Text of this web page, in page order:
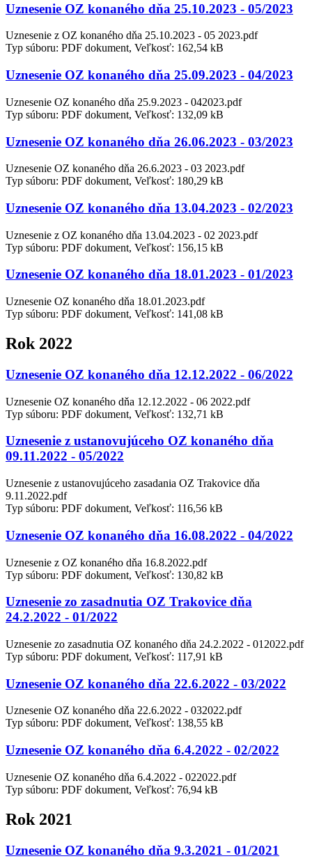
Uznesenie OZ konaného dňa 25.10.2023 - 05/2023
Uznesenie z OZ konaného dňa 25.10.2023 - 05 2023.pdf
Typ súboru: PDF dokument, Veľkosť: 162,54 kB
Uznesenie OZ konaného dňa 25.09.2023 - 04/2023
Uznesenie OZ konaného dňa 25.9.2023 - 042023.pdf
Typ súboru: PDF dokument, Veľkosť: 132,09 kB
Uznesenie OZ konaného dňa 26.06.2023 - 03/2023
Uznesenie OZ konaného dňa 26.6.2023 - 03 2023.pdf
Typ súboru: PDF dokument, Veľkosť: 180,29 kB
Uznesenie OZ konaného dňa 13.04.2023 - 02/2023
Uznesenie z OZ konaného dňa 13.04.2023 - 02 2023.pdf
Typ súboru: PDF dokument, Veľkosť: 156,15 kB
Uznesenie OZ konaného dňa 18.01.2023 - 01/2023
Uznesenie OZ konaného dňa 18.01.2023.pdf
Typ súboru: PDF dokument, Veľkosť: 141,08 kB
Rok 2022
Uznesenie OZ konaného dňa 12.12.2022 - 06/2022
Uznesenie OZ konaného dňa 12.12.2022 - 06 2022.pdf
Typ súboru: PDF dokument, Veľkosť: 132,71 kB
Uznesenie z ustanovujúceho OZ konaného dňa
09.11.2022 - 05/2022
Uznesenie z ustanovujúceho zasadania OZ Trakovice dňa
9.11.2022.pdf
Typ súboru: PDF dokument, Veľkosť: 116,56 kB
Uznesenie OZ konaného dňa 16.08.2022 - 04/2022
Uznesenie z OZ konaného dňa 16.8.2022.pdf
Typ súboru: PDF dokument, Veľkosť: 130,82 kB
Uznesenie zo zasadnutia OZ Trakovice dňa
24.2.2022 - 01/2022
Uznesenie zo zasadnutia OZ konaného dňa 24.2.2022 - 012022.pdf
Typ súboru: PDF dokument, Veľkosť: 117,91 kB
Uznesenie OZ konaného dňa 22.6.2022 - 03/2022
Uznesenie OZ konaného dňa 22.6.2022 - 032022.pdf
Typ súboru: PDF dokument, Veľkosť: 138,55 kB
Uznesenie OZ konaného dňa 6.4.2022 - 02/2022
Uznesenie OZ konaného dňa 6.4.2022 - 022022.pdf
Typ súboru: PDF dokument, Veľkosť: 76,94 kB
Rok 2021
Uznesenie OZ konaného dňa 9.3.2021 - 01/2021